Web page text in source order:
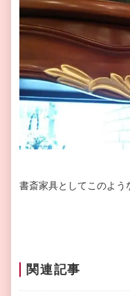
書斎家具としてこのよう
関連記事